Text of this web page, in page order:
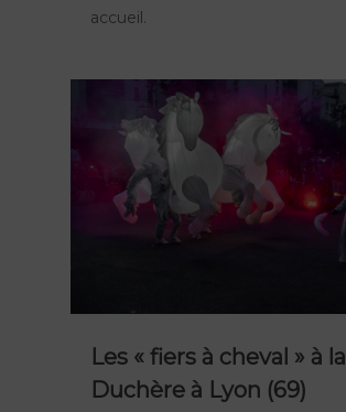
accueil.
Les « fiers à cheval » à la
Duchère à Lyon (69)